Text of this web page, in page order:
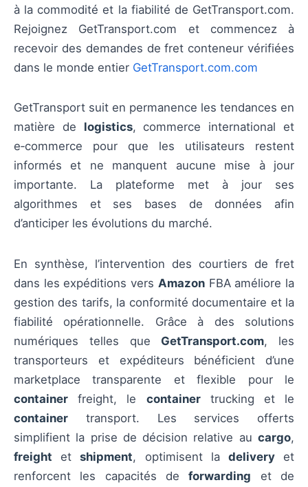
à la commodité et la fiabilité de GetTransport.com.
Rejoignez GetTransport.com et commencez à
recevoir des demandes de fret conteneur vérifiées
dans le monde entier GetTransport.com.com
GetTransport suit en permanence les tendances en
matière de logistics, commerce international et
e‑commerce pour que les utilisateurs restent
informés et ne manquent aucune mise à jour
importante. La plateforme met à jour ses
algorithmes et ses bases de données afin
d’anticiper les évolutions du marché.
En synthèse, l’intervention des courtiers de fret
dans les expéditions vers AmazonFBA améliore la
gestion des tarifs, la conformité documentaire et la
fiabilité opérationnelle. Grâce à des solutions
numériques telles que GetTransport.com, les
transporteurs et expéditeurs bénéficient d’une
marketplace transparente et flexible pour le
container freight, le containertrucking et le
container transport. Les services offerts
simplifient la prise de décision relative au cargo,
freight etshipment, optimisent la deliveryet
renforcent les capacités deforwarding et de